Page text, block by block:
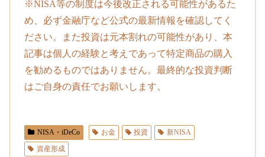
※NISA等の制度は今後改正される可能性があるた
め、必ず金融庁など公式の最新情報を確認してく
ださい。また投資は元本割れの可能性があり、本
記事は個人の経験と考えであって特定商品の購入
を勧めるものではありません。最終的な投資判断
はご自身の責任でお願いします。
NISA・iDeCo お金 投資
新NISA
資産形成